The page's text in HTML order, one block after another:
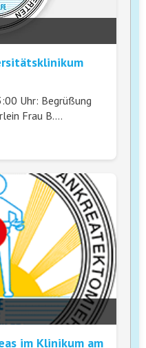
Uhr: Begrüßung
Frau B.…
im Klinikum am